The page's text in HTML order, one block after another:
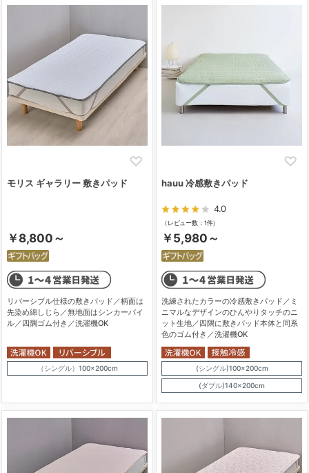
モリス ギャラリー 敷きパッド
￥8,800～
リバーシブル仕様の敷きパッド／柄面は
先染め綿しじら／無地面はシンカーパイ
ル／四隅ゴム付き／洗濯機OK
（シングル）100×200cm
hauu 冷感敷きパッド
4.0
（レビュー数：1件）
￥5,980～
洗練されたカラーの冷感敷きパッド／ミ
ニマルなデザインのひんやりタッチのニ
ット生地／四隅に敷きパッド本体と同系
色のゴム付き／洗濯機OK
(シングル)100×200cm
(ダブル)140×200cm